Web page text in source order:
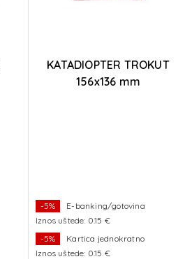
KATADIOPTER TROKUT
156x136 mm
-5%
E-banking/gotovina
Iznos uštede: 0.15 €
-5%
Kartica jednokratno
Iznos uštede: 0.15 €